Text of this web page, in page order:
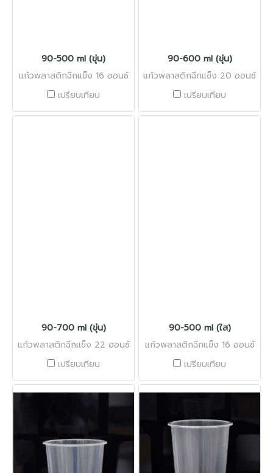
90-500 ml (ขุ่น)
แก้วพลาสติกฉีกแข็ง 16 ออนซ์
เปรียบเทียบ
90-600 ml (ขุ่น)
แก้วพลาสติกฉีกแข็ง 20 ออนซ์
เปรียบเทียบ
90-700 ml (ขุ่น)
แก้วพลาสติกฉีกแข็ง 22 ออนซ์
เปรียบเทียบ
90-500 ml (ใส)
แก้วพลาสติกฉีกแข็ง 16 ออนซ์
เปรียบเทียบ